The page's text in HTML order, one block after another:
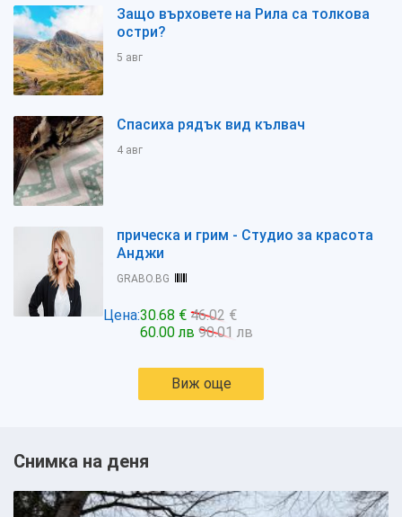
Защо върховете на Рила са толкова
остри?
5 авг
Спасиха рядък вид кълвач
4 авг
прическа и грим - Студио за красота
Анджи
GRABO.BG
Цена:30.68 € 46.02 €
60.00 лв 90.01 лв
Виж още
Снимка на деня